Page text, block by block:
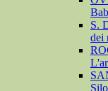
S.
dei